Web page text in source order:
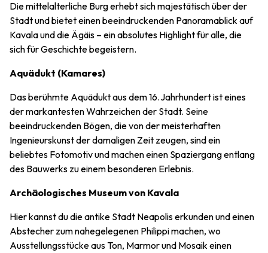
Die mittelalterliche Burg erhebt sich majestätisch über der
Stadt und bietet einen beeindruckenden Panoramablick auf
Kavala und die Ägäis – ein absolutes Highlight für alle, die
sich für Geschichte begeistern.
Aquädukt (Kamares)
Das berühmte Aquädukt aus dem 16. Jahrhundert ist eines
der markantesten Wahrzeichen der Stadt. Seine
beeindruckenden Bögen, die von der meisterhaften
Ingenieurskunst der damaligen Zeit zeugen, sind ein
beliebtes Fotomotiv und machen einen Spaziergang entlang
des Bauwerks zu einem besonderen Erlebnis.
Archäologisches Museum von Kavala
Hier kannst du die antike Stadt Neapolis erkunden und einen
Abstecher zum nahegelegenen Philippi machen, wo
Ausstellungsstücke aus Ton, Marmor und Mosaik einen